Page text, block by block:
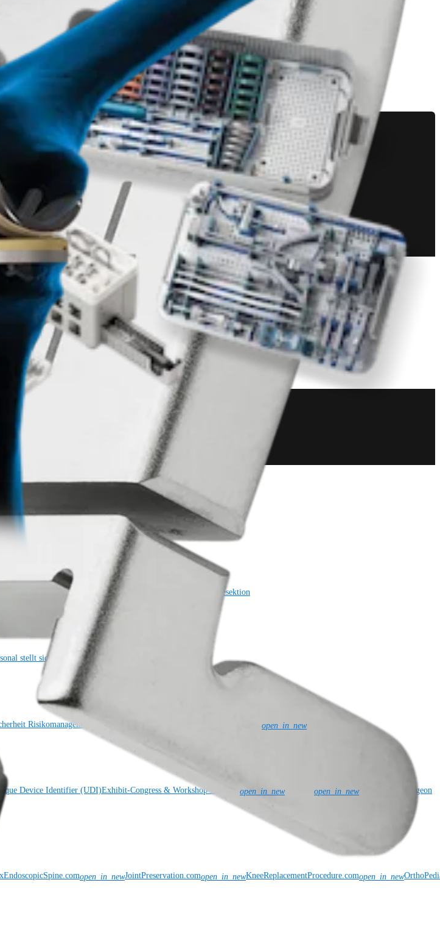
Wirbelsäule
Herz-Thoraxchirurgie Cardiothoracic Surgery Bildgebung & Resektion
stellt sich vor OrthoPedia
Risikomanagement & Compliance open_in_newSBA Support
Device Identifier (UDI)Exhibit-Congress & Workshop Requests open_in_newRep Site open_in_newThe Arthrex Surgeon
open_in_newJointPreservation.comopen_in_newKneeReplacementProcedure.comopen_in_new